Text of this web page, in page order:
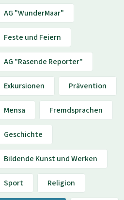
AG "WunderMaar"
Feste und Feiern
AG "Rasende Reporter"
Exkursionen Prävention
Mensa Fremdsprachen
Geschichte
Bildende Kunst und Werken
Sport Religion